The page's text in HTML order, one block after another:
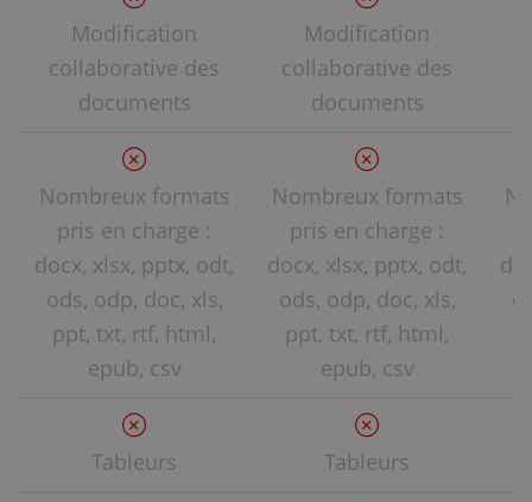
Modification
collaborative des
documents
Modification
collaborative des
documents
Nombreux formats
pris en charge :
docx, xlsx, pptx, odt,
ods, odp, doc, xls,
ppt, txt, rtf, html,
epub, csv
Nombreux formats
pris en charge :
docx, xlsx, pptx, odt,
ods, odp, doc, xls,
ppt, txt, rtf, html,
epub, csv
Tableurs Tableurs